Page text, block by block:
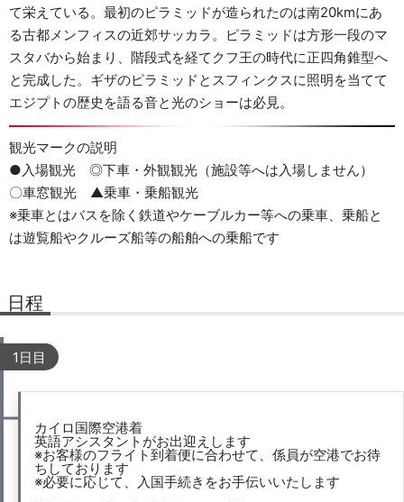
て栄えている。最初のピラミッドが造られたのは南20kmにあ
る古都メンフィスの近郊サッカラ。ピラミッドは方形一段のマ
スタバから始まり、階段式を経てクフ王の時代に正四角錐型へ
と完成した。ギザのピラミッドとスフィンクスに照明を当てて
エジプトの歴史を語る音と光のショーは必見。
観光マークの説明
●入場観光 ◎下車・外観観光（施設等へは入場しません）
〇車窓観光 ▲乗車・乗船観光
※乗車とはバスを除く鉄道やケーブルカー等への乗車、乗船と
は遊覧船やクルーズ船等の船舶への乗船です
日程
1日目
カイロ国際空港着
英語アシスタントがお出迎えします
※お客様のフライト到着便に合わせて、係員が空港でお待
ちしております
※必要に応じて、入国手続きをお手伝いいたします